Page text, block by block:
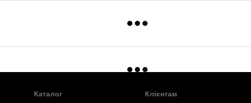
Каталог Клієнтам